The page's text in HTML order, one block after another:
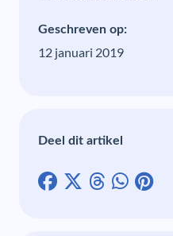
Geschreven op:
12 januari 2019
Deel dit artikel